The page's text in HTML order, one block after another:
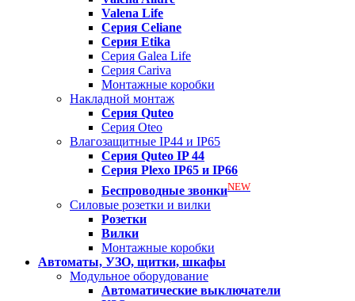
Valena Life
Серия Celiane
Серия Etika
Серия Galea Life
Серия Cariva
Монтажные коробки
Накладной монтаж
Серия Quteo
Серия Oteo
Влагозащитные IP44 и IP65
Серия Quteo IP 44
Серия Plexo IP65 и IP66
Беспроводные звонкиNEW
Силовые розетки и вилки
Розетки
Вилки
Монтажные коробки
Автоматы, УЗО, щитки, шкафы
Модульное оборудование
Автоматические выключатели